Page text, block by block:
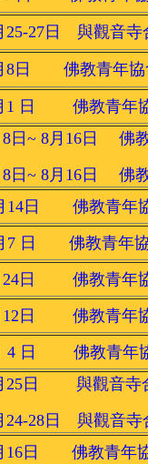
25-27日 與觀音寺
8日 佛教青年協
1 日 佛教青年
8日~ 8月16日 佛
8日~ 8月16日 佛
14日 佛教青年
7 日 佛教青年協
24日 佛教青年
12日 佛教青年
4 日 佛教青年
25日 與觀音寺
24-28日 與觀音寺
16日 佛教青年